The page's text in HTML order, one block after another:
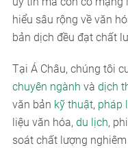
hiểu sâu rộng về văn
bản dịch đều đạt chất
Tại Á Châu, chúng tôi
chuyên ngành và dịch
văn bản kỹ thuật, pháp
liệu văn hóa, du lịch,
soát chất lượng